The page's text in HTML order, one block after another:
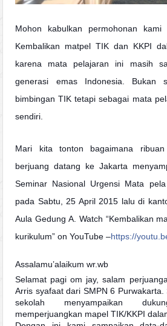
Mohon kabulkan permohonan kami
Kembalikan matpel TIK dan KKPI
karena mata pelajaran ini masih
generasi emas Indonesia. Bukan
bimbingan TIK tetapi sebagai mata
sendiri.
Mari kita tonton bagaimana
berjuang datang ke Jakarta
Seminar Nasional Urgensi Mata
pada Sabtu, 25 April 2015 lalu di
Aula Gedung A. Watch “Kembalikan
kurikulum” on YouTube –https://
Assalamu’alaikum wr.wb
Selamat pagi om jay, salam
Arris syafaat dari SMPN 6
sekolah menyampaikan
memperjuangkan mapel TIK/KKPI